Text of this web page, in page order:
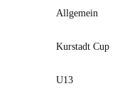
Allgemein
Kurstadt Cup
U13